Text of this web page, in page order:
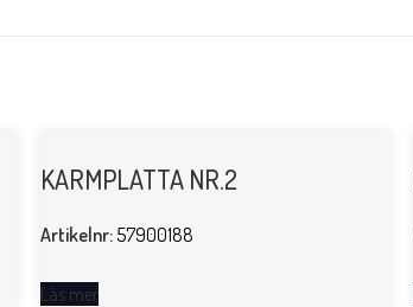
KARMPLATTA NR.2
Artikelnr: 57900188
Läs mer